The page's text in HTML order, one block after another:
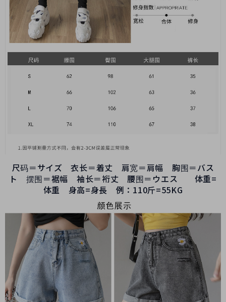
尺码＝サイズ 衣长＝着丈 肩宽＝肩幅 胸围＝バス
ト 摆围＝裾幅 袖长＝裄丈 腰围＝ウエス 体重=
体重 身高=身長 例：110斤=55KG